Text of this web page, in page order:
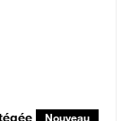
Nouveau